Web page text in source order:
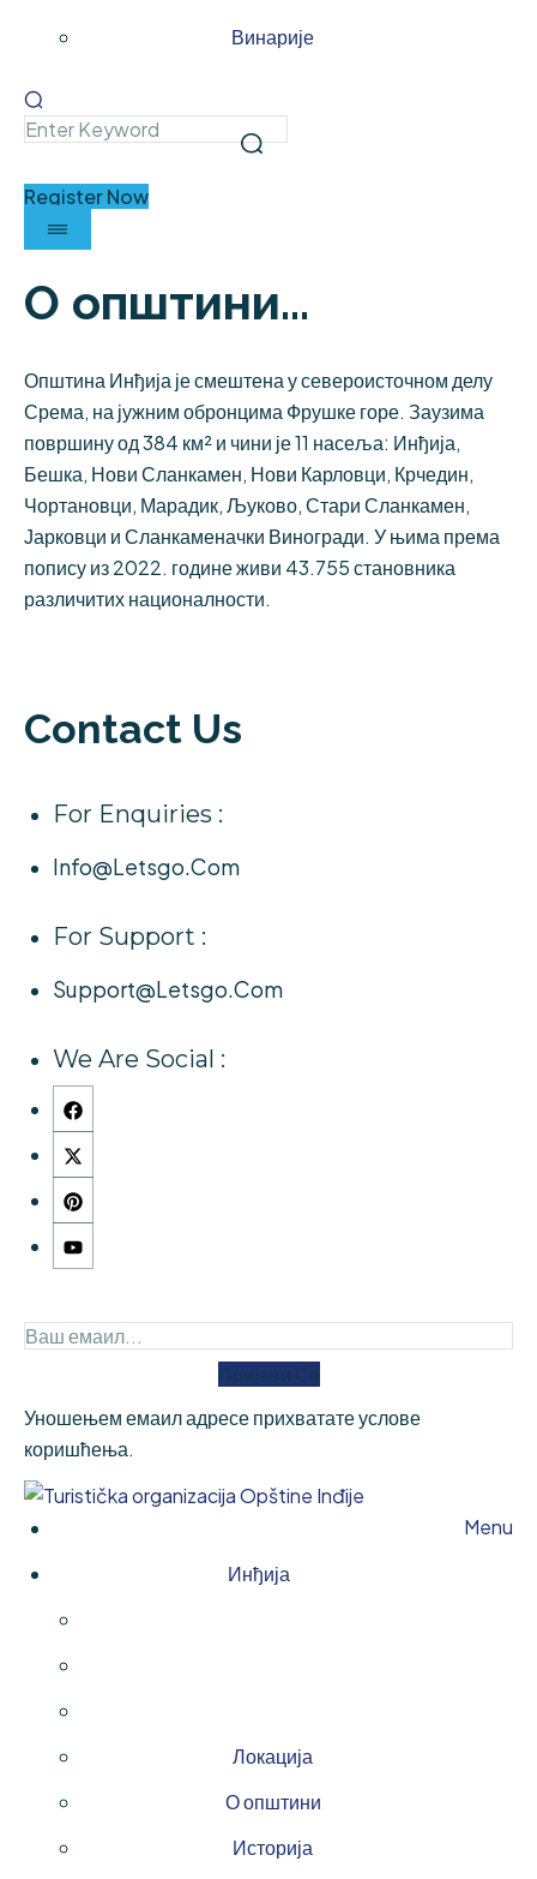
Винарије
Register Now
О општини...
Општина Инђија је смештена у североисточном делу
Срема, на јужним обронцима Фрушке горе. Заузима
површину од 384 км² и чини је 11 насеља: Инђија,
Бешка, Нови Сланкамен, Нови Карловци, Крчедин,
Чортановци, Марадик, Љуково, Стари Сланкамен,
Јарковци и Сланкаменачки Виногради. У њима према
попису из 2022. године живи 43.755 становника
различитих националности.
Contact Us
For Enquiries :
Info@letsgo.com
For Support :
Support@letsgo.com
We Are Social :
Пријави Се
Уношењем емаил адресе прихватате услове
коришћења.
Инђија
Локација
О општини
Историја
Menu